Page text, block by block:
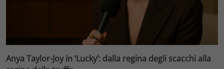
Anya Taylor-Joy in ‘Lucky’: dalla regina degli scacchi alla